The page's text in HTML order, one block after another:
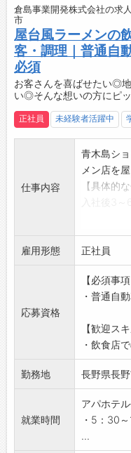
倉島事業開発株式会社の求
市
屋台風ラーメンの
客・調理｜普通自
必須
お客さんを喜ばせたい◎
い◎そんな想いの方にピッ
正社員 未経験者活躍中
仕事内容
青木島シ
メン店を
【具体的
食に携わ
就業時間
す。
アパホテ
て、最初
青木島シ
オペレー
ら、定休
目指して
■アパホテ
・ホール
・片付け
雇用形態 正社員
応募資格
【必須事項
・普通自
【歓迎スキ
・飲食店
勤務地 長野県長
就業時間
アパホテ
・5：30
...